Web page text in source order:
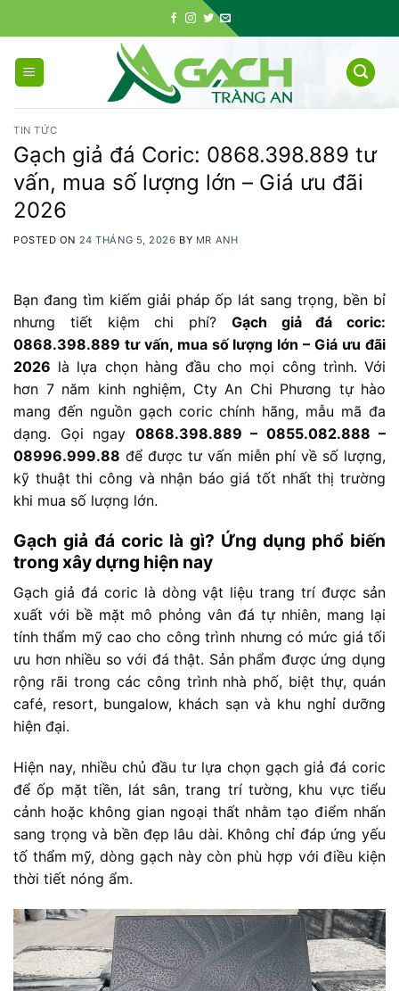
to
content
TIN TỨC
Gạch giả đá Coric: 0868.398.889 tư
vấn, mua số lượng lớn – Giá ưu đãi
2026
POSTED ON 24 THÁNG 5, 2026 BY MR ANH
Bạn đang tìm kiếm giải pháp ốp lát sang trọng, bền bỉ
nhưng tiết kiệm chi phí? Gạch giả đá coric:
0868.398.889 tư vấn, mua số lượng lớn – Giá ưu đãi
2026 là lựa chọn hàng đầu cho mọi công trình. Với
hơn 7 năm kinh nghiệm, Cty An Chi Phương tự hào
mang đến nguồn gạch coric chính hãng, mẫu mã đa
dạng. Gọi ngay 0868.398.889 – 0855.082.888 –
08996.999.88 để được tư vấn miễn phí về số lượng,
kỹ thuật thi công và nhận báo giá tốt nhất thị trường
khi mua số lượng lớn.
Gạch giả đá coric là gì? Ứng dụng phổ biến
trong xây dựng hiện nay
Gạch giả đá coric là dòng vật liệu trang trí được sản
xuất với bề mặt mô phỏng vân đá tự nhiên, mang lại
tính thẩm mỹ cao cho công trình nhưng có mức giá tối
ưu hơn nhiều so với đá thật. Sản phẩm được ứng dụng
rộng rãi trong các công trình nhà phố, biệt thự, quán
café, resort, bungalow, khách sạn và khu nghỉ dưỡng
hiện đại.
Hiện nay, nhiều chủ đầu tư lựa chọn gạch giả đá coric
để ốp mặt tiền, lát sân, trang trí tường, khu vực tiểu
cảnh hoặc không gian ngoại thất nhằm tạo điểm nhấn
sang trọng và bền đẹp lâu dài. Không chỉ đáp ứng yếu
tố thẩm mỹ, dòng gạch này còn phù hợp với điều kiện
thời tiết nóng ẩm.